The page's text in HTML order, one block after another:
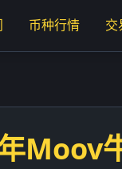
币种行情 交
Moov